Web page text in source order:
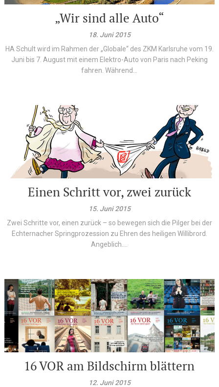
„Wir sind alle Auto“
18. Juni 2015
HA Schult wird im Rahmen der „Globale“ des ZKM Karlsruhe vom 19.
Juni bis 7. August mit einem Elektro-Auto von Paris nach Peking
fahren. Während...
Einen Schritt vor, zwei zurück
15. Juni 2015
Zwei Schritte vor, einen zurück – so bewegen sich die Pilger bei der
Echternacher Springprozession zu Ehren des heiligen Willibrord.
Angeblich....
16 VOR am Bildschirm blättern
12. Juni 2015